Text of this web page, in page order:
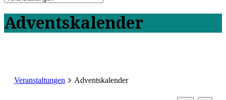
Adventskalender
Veranstaltungen Adventskalender